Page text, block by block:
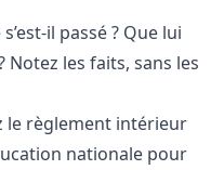
s’est-il passé ? Que lui
les faits, sans les
le règlement intérieur
nationale pour